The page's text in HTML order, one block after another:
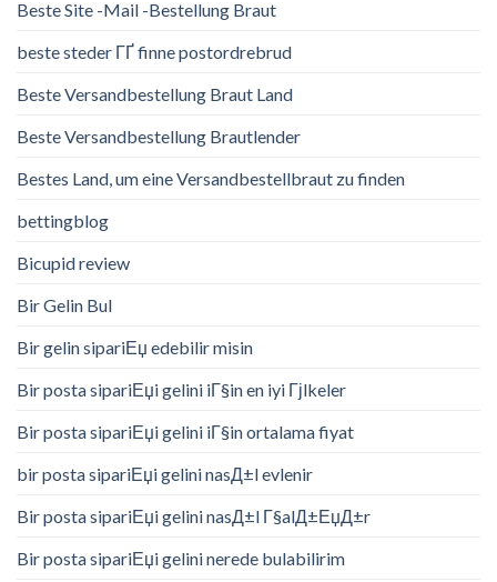
Beste Site -Mail -Bestellung Braut
beste steder ГҐ finne postordrebrud
Beste Versandbestellung Braut Land
Beste Versandbestellung Brautlender
Bestes Land, um eine Versandbestellbraut zu finden
bettingblog
Bicupid review
Bir Gelin Bul
Bir gelin sipariЕџ edebilir misin
Bir posta sipariЕџi gelini iГ§in en iyi Гјlkeler
Bir posta sipariЕџi gelini iГ§in ortalama fiyat
bir posta sipariЕџi gelini nasД±l evlenir
Bir posta sipariЕџi gelini nasД±l Г§alД±ЕџД±r
Bir posta sipariЕџi gelini nerede bulabilirim